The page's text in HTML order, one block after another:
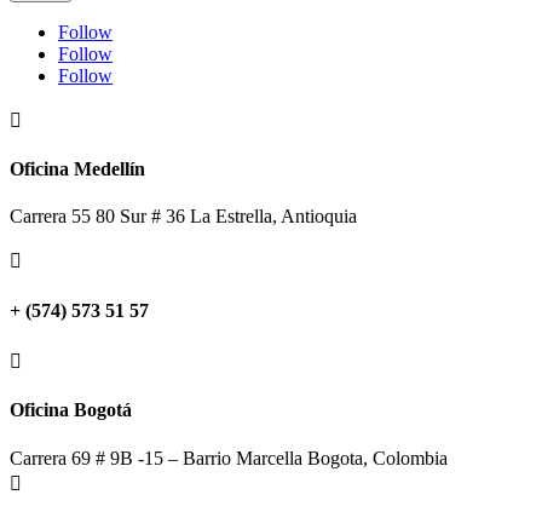
Follow
Follow
Follow

Oficina Medellín
Carrera 55 80 Sur # 36 La Estrella, Antioquia

+ (574) 573 51 57

Oficina Bogotá
Carrera 69 # 9B -15 – Barrio Marcella Bogota, Colombia
